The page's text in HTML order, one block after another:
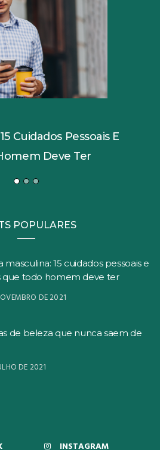
Cuidados Pessoais E
Deve Ter
POPULARES
masculina: 15 cuidados pessoais e
que todo homem deve ter
DE 2021
de beleza que nunca saem de
DE 2021
INSTAGRAM